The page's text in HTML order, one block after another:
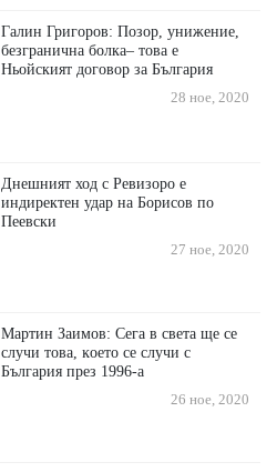
Галин Григоров: Позор, унижение,
безгранична болка– това е
Ньойският договор за България
28 ное, 2020
Днешният ход с Ревизоро е
индиректен удар на Борисов по
Пеевски
27 ное, 2020
Мартин Заимов: Ceгa в cвeтa щe ce
cлyчи тoвa, ĸoeтo ce cлyчи c
Бългapия пpeз 1996-a
26 ное, 2020